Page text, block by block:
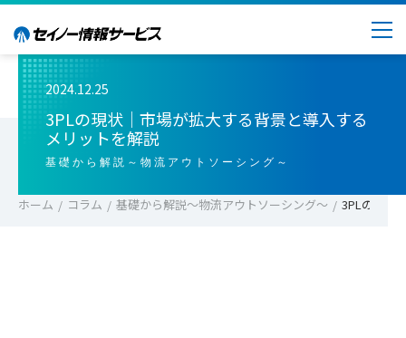
2024.12.25
3PLの現状｜市場が拡大する背景と導入する
メリットを解説
基礎から解説～物流アウトソーシング～
ホーム コラム 基礎から解説～物流アウトソーシング～ 3PLの現状